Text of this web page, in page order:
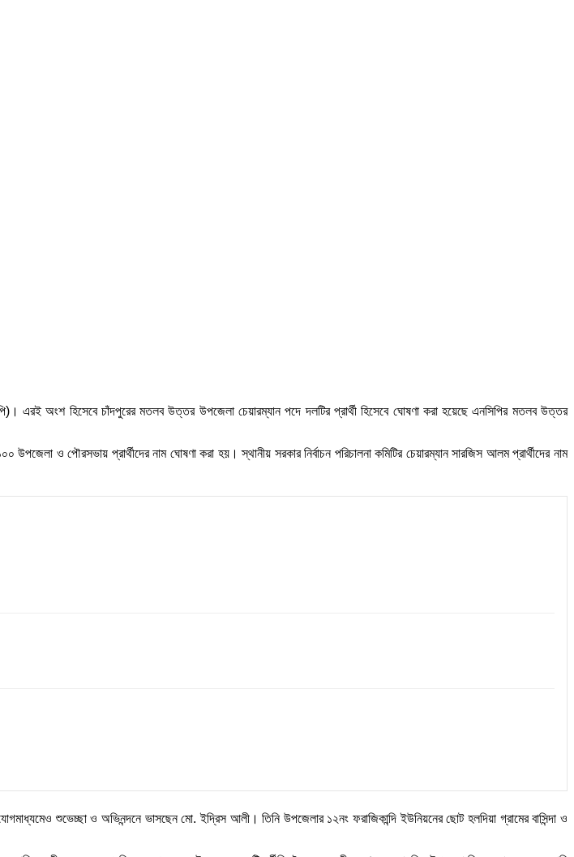
এরই অংশ হিসেবে চাঁদপুরের মতলব উত্তর উপজেলা চেয়ারম্যান পদে দলটির প্রার্থী হিসেবে ঘোষণা করা হয়েছে এনসিপির মতলব উত্তর
ও পৌরসভায় প্রার্থীদের নাম ঘোষণা করা হয়। স্থানীয় সরকার নির্বাচন পরিচালনা কমিটির চেয়ারম্যান সারজিস আলম প্রার্থীদের নাম
শুভেচ্ছা ও অভিনন্দনে ভাসছেন মো. ইদ্রিস আলী। তিনি উপজেলার ১২নং ফরাজিকান্দি ইউনিয়নের ছোট হলদিয়া গ্রামের বাসিন্দা ও